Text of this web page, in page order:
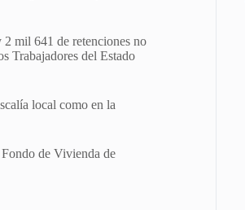
mil 641 de retenciones no
Trabajadores del Estado
local como en la
de Vivienda de